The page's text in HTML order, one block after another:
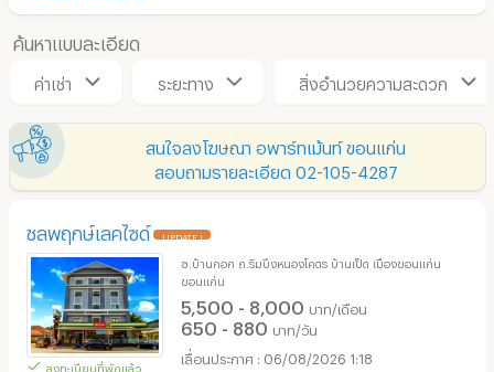
ค้นหาแบบละเอียด
ค่าเช่า ระยะทาง สิ่งอำนวยความสะดวก
สนใจลงโฆษณา อพาร์ทเม้นท์ ขอนแก่น
สอบถามรายละเอียด 02-105-4287
ชลพฤกษ์เลคไซด์ UPDATE !
ลงทะเบียนที่พักแล้ว
ซ.บ้านกอก ถ.ริมบึงหนองโคตร บ้านเป็ด เมืองขอนแก่น
ขอนแก่น
5,500 - 8,000 บาท/เดือน
650 - 880 บาท/วัน
06/08/2026 1:18